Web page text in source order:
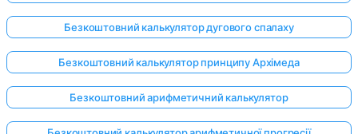
Безкоштовний калькулятор дугового спалаху
Безкоштовний калькулятор принципу Архімеда
Безкоштовний арифметичний калькулятор